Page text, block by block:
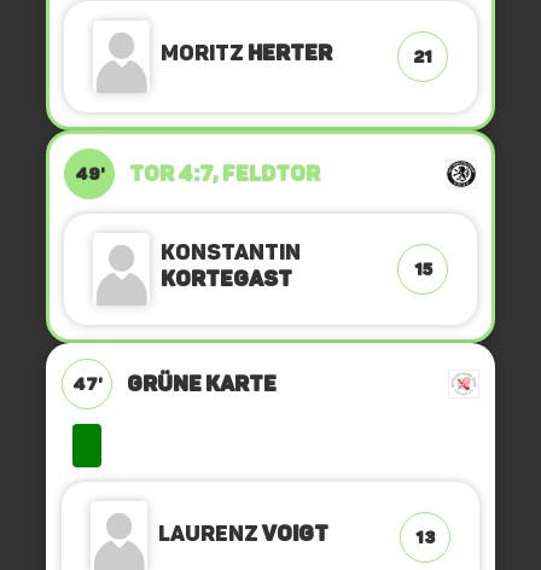
Moritz Herter 21
49' TOR 4:7, FELDTOR
Konstantin
Kortegast
15
47' GRÜNE KARTE
LaurenzVoigt 13